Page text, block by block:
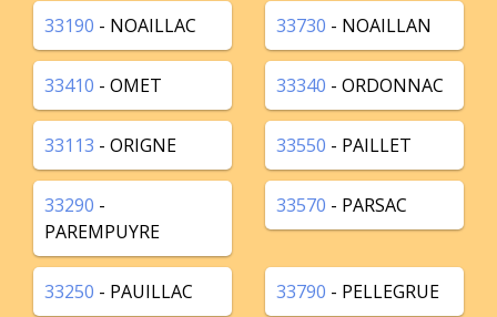
33190 - NOAILLAC 33730 - NOAILLAN
33410 - OMET 33340 - ORDONNAC
33113 - ORIGNE 33550 - PAILLET
33290 -
PAREMPUYRE
33570 - PARSAC
33250 - PAUILLAC 33790 - PELLEGRUE